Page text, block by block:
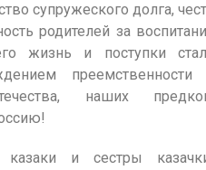
супружеского долга,
родителей за
жизнь и поступки
преемственности
наших
и сестры